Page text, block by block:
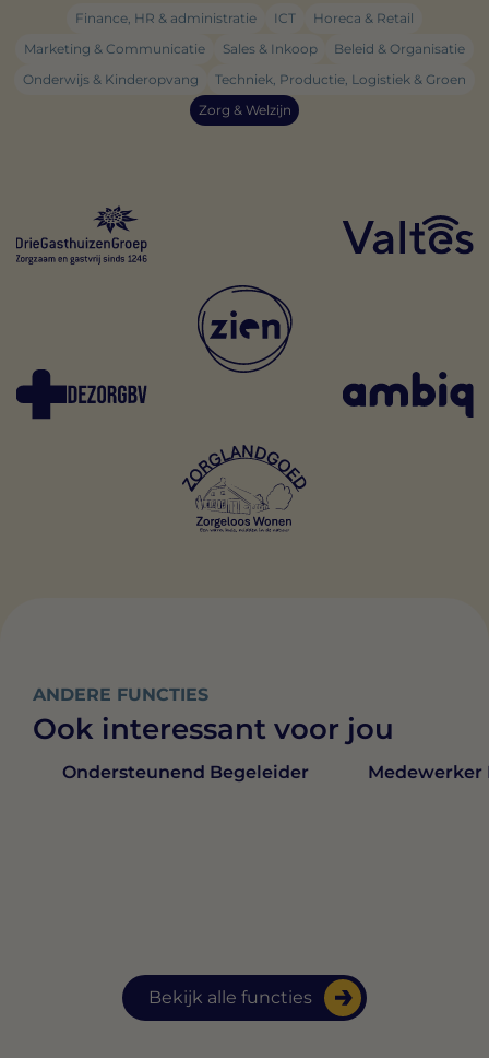
Finance, HR & administratie ICT
Horeca & Retail
Marketing & Communicatie
Sales & Inkoop
Beleid & Organisatie
Onderwijs & Kinderopvang
Techniek, Productie, Logistiek & Groen
Zorg & Welzijn
ANDERE FUNCTIES
Ook interessant voor jou
Bekijk alle functies
Ondersteunend Begeleider Medewerker